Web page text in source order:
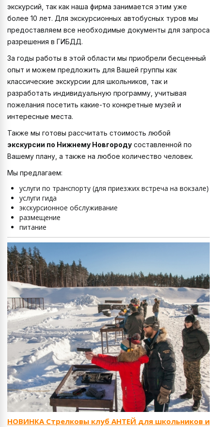
экскурсий, так как наша фирма занимается этим уже
более 10 лет. Для экскурсионных автобусных туров мы
предоставляем все необходимые документы для запроса
разрешения в ГИБДД.
За годы работы в этой области мы приобрели бесценный
опыт и можем предложить для Вашей группы как
классические экскурсии для школьников, так и
разработать индивидуальную программу, учитывая
пожелания посетить какие-то конкретные музей и
интересные места.
Также мы готовы рассчитать стоимость любой
экскурсии по Нижнему Новгороду составленной по
Вашему плану, а также на любое количество человек.
Мы предлагаем:
услуги по транспорту (для приезжих встреча на вокзале)
услуги гида
экскурсионное обслуживание
размещение
питание
НОВИНКА Стрелковы клуб АНТЕЙ для школьников и